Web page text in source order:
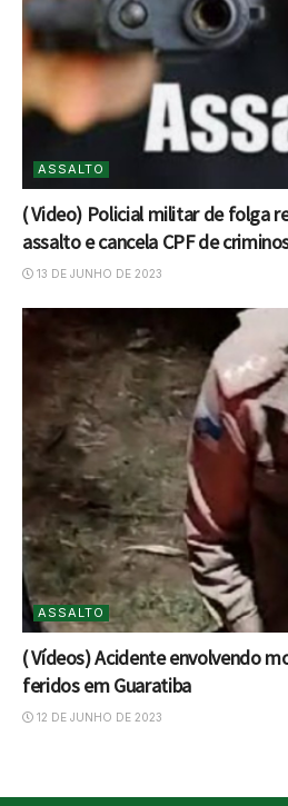
ASSALTO
( Video) Policial militar de folga
assalto e cancela CPF de
13 DE JUNHO DE 2023
ASSALTO
( Vídeos) Acidente envolvendo
feridos em Guaratiba
12 DE JUNHO DE 2023